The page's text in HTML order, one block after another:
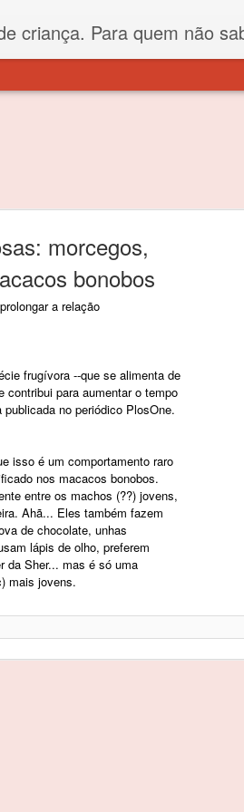
ao ar soprado para dentro, nunca vai se encher. Aí está o propósito deste nome... Para viver em
morcegos,
bonobos
a relação
frugívora --que se alimenta de
contribui para aumentar o tempo
no periódico PlosOne.
isso é um comportamento raro
nos macacos bonobos.
entre os machos (??) jovens,
Ahã... Eles também fazem
de chocolate, unhas
lápis de olho, preferem
da Sher... mas é só uma
mais jovens.